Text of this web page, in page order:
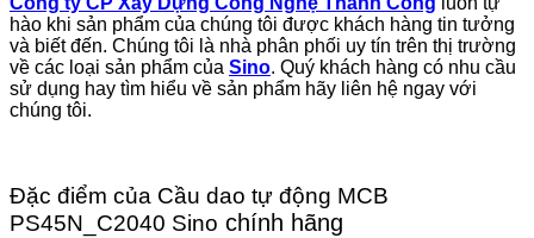
hào khi sản phẩm của chúng tôi được khách hàng tin tưởng
và biết đến. Chúng tôi là nhà phân phối uy tín trên thị trường
về các loại sản phẩm của Sino. Quý khách hàng có nhu cầu
sử dụng hay tìm hiểu về sản phẩm hãy liên hệ ngay với
chúng tôi.
Đặc điểm của Cầu dao tự động MCB
PS45N_C2040 Sino chính hãng